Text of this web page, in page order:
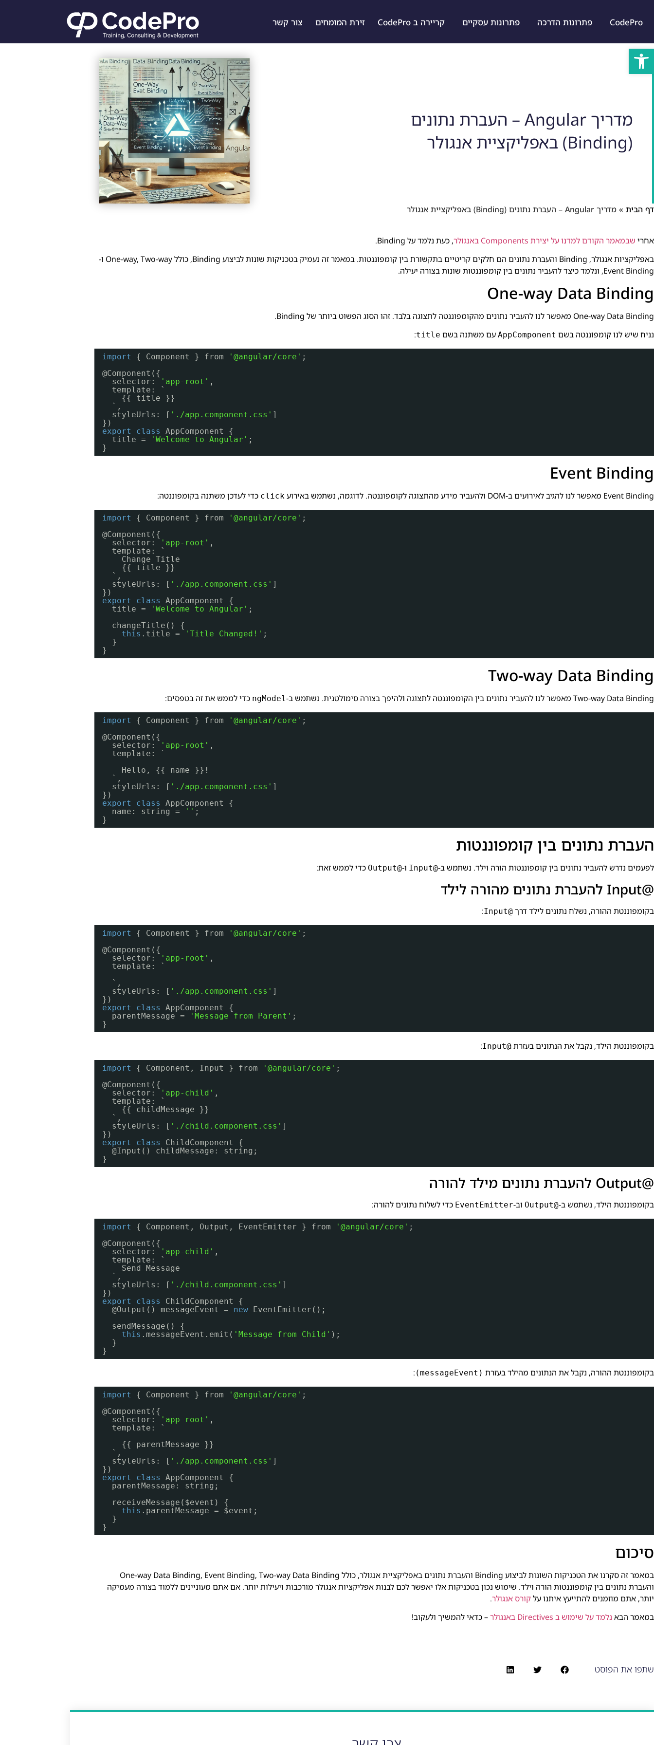
פתח סרגל נגישות
CodePro פתרונות הדרכה פתרונות עסקיים קריירה ב CodePro זירת המומחים צור קשר
מדריך Angular – העברת נתונים
(Binding) באפליקציית אנגולר
דף הבית » מדריך Angular – העברת נתונים (Binding) באפליקציית אנגולר
אחרי שבמאמר הקודם למדנו על יצירת Components באנגולר
, כעת נלמד על Binding.
באפליקציות אנגולר, Binding והעברת נתונים הם חלקים קריטיים בתקשורת בין קומפוננטות. במאמר זה נעמיק בטכניקות שונות לביצוע Binding, כולל One-way, Two-way ו-
Event Binding, ונלמד כיצד להעביר נתונים בין קומפוננטות שונות בצורה יעילה.
One-way Data Binding
One-way Data Binding מאפשר לנו להעביר נתונים מהקומפוננטה לתצוגה בלבד. זהו הסוג הפשוט ביותר של Binding.
נניח שיש לנו קומפוננטה בשם AppComponent עם משתנה בשם title
:
import { Component } from '@angular/core' ;
@Component({
selector:
'app-root' ,
template: `
{{ title }}
`,
styleUrls: [ './app.component.css' ]
})
export
class
AppComponent {
title =
'Welcome to Angular' ;
}
Event Binding
Event Binding מאפשר לנו להגיב לאירועים ב-DOM ולהעביר מידע מהתצוגה לקומפוננטה. לדוגמה, נשתמש באירוע click כדי לעדכן משתנה בקומפוננטה:
import { Component } from '@angular/core' ;
@Component({
selector:
'app-root' ,
template: `
Change Title
{{ title }}
`,
styleUrls: [ './app.component.css' ]
})
export
class
AppComponent {
title =
'Welcome to Angular' ;
changeTitle() {
this .title = 'Title Changed!' ;
}
}
Two-way Data Binding
Two-way Data Binding מאפשר לנו להעביר נתונים בין הקומפוננטה לתצוגה ולהיפך בצורה סימולטנית. נשתמש ב- ngModel כדי לממש את זה בטפסים:
import { Component } from '@angular/core' ;
@Component({
selector:
'app-root' ,
template: `
Hello, {{ name }}!
`,
styleUrls: [ './app.component.css' ]
})
export
class
AppComponent {
name: string =
'' ;
}
העברת נתונים בין קומפוננטות
לפעמים נדרש להעביר נתונים בין קומפוננטות הורה וילד. נשתמש ב-@Input ו-@Output כדי לממש זאת:
@Input להעברת נתונים מהורה לילד
בקומפוננטת ההורה, נשלח נתונים לילד דרך @Input
:
import { Component } from '@angular/core' ;
@Component({
selector:
'app-root' ,
template: `
`,
styleUrls: [ './app.component.css' ]
})
export
class
AppComponent {
parentMessage =
'Message from Parent' ;
}
בקומפוננטת הילד, נקבל את הנתונים בעזרת @Input
:
import { Component, Input } from '@angular/core' ;
@Component({
selector:
'app-child' ,
template: `
{{ childMessage }}
`,
styleUrls: [ './child.component.css' ]
})
export
class
ChildComponent {
@Input() childMessage: string;
}
@Output להעברת נתונים מילד להורה
בקומפוננטת הילד, נשתמש ב-@Output וב-EventEmitter כדי לשלוח נתונים להורה:
import { Component, Output, EventEmitter } from '@angular/core' ;
@Component({
selector:
'app-child' ,
template: `
Send Message
`,
styleUrls: [ './child.component.css' ]
})
export
class
ChildComponent {
@Output() messageEvent = new EventEmitter();
sendMessage() {
this .messageEvent.emit( 'Message from Child' );
}
}
בקומפוננטת ההורה, נקבל את הנתונים מהילד בעזרת (messageEvent)
:
import { Component } from '@angular/core' ;
@Component({
selector:
'app-root' ,
template: `
{{ parentMessage }}
`,
styleUrls: [ './app.component.css' ]
})
export
class
AppComponent {
parentMessage: string;
receiveMessage($event) {
this .parentMessage = $event;
}
}
סיכום
במאמר זה סקרנו את הטכניקות השונות לביצוע Binding והעברת נתונים באפליקציית אנגולר, כולל One-way Data Binding, Event Binding, Two-way Data Binding
והעברת נתונים בין קומפוננטות הורה וילד. שימוש נכון בטכניקות אלו יאפשר לכם לבנות אפליקציות אנגולר מורכבות ויעילות יותר. אם אתם מעוניינים ללמוד בצורה מעמיקה
יותר, אתם מוזמנים להתייעץ איתנו עלקורס אנגולר.
במאמר הבא נלמד על שימוש ב Directives באנגולר – כדאי להמשיך ולעקוב!
שתפו את הפוסט